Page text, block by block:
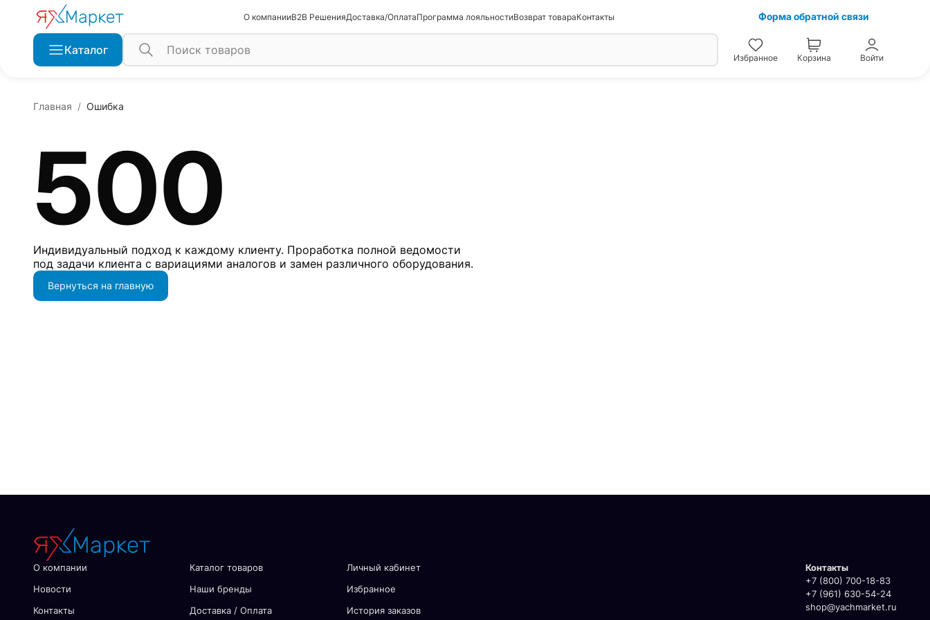
О компанииB2B РешенияДоставка/ОплатаПрограмма лояльностиВозврат товараКонтакты Форма обратной связи
Каталог
Избранное Корзина Войти
Главная Ошибка
500
Индивидуальный подход к каждому клиенту. Проработка полной ведомости
под задачи клиента с вариациями аналогов и замен различного оборудования.
Вернуться на главную
О компании
Новости
Контакты
Каталог товаров
Наши бренды
Доставка / Оплата
Личный кабинет
Избранное
История заказов
Контакты
+7 (800) 700-18-83
+7 (961) 630-54-24
shop@yachmarket.ru